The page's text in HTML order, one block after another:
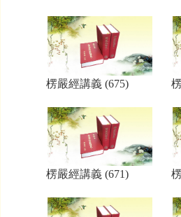
楞嚴經講義 (675)
楞嚴經講義 (671)